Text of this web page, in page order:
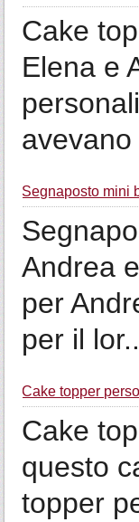
Cake
Elena e
Segnaposto mini
Andrea
per
per il
Cake topper
Cake
questo
topper